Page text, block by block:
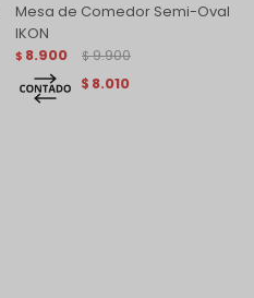
Mesa de Comedor Semi-Oval
IKON
$ 8.900 $ 9.900
$ 8.010